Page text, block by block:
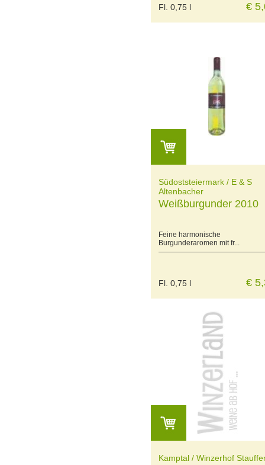
Fl. 0,75 l €
Südoststeiermark / E & S
Altenbacher
Weißburgunder 2010
Feine harmonische
Burgunderaromen mit fr...
Fl. 0,75 l €
Kamptal / Winzerhof